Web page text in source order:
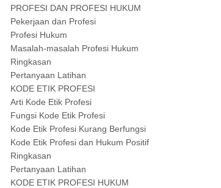
PROFESI DAN PROFESI HUKUM
Pekerjaan dan Profesi
Profesi Hukum
Masalah-masalah Profesi Hukum
Ringkasan
Pertanyaan Latihan
KODE ETIK PROFESI
Arti Kode Etik Profesi
Fungsi Kode Etik Profesi
Kode Etik Profesi Kurang Berfungsi
Kode Etik Profesi dan Hukum Positif
Ringkasan
Pertanyaan Latihan
KODE ETIK PROFESI HUKUM